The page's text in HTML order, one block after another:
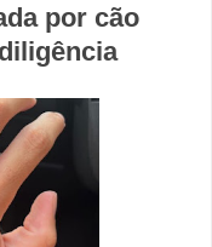
por cão